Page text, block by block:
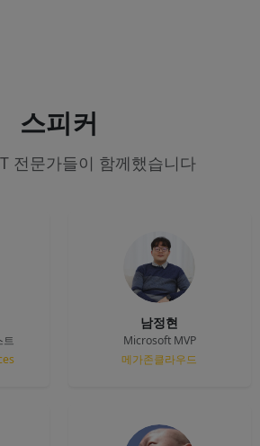
스피커
전문가들이 함께했습니다
트
남정현
Microsoft MVP
메가존클라우드